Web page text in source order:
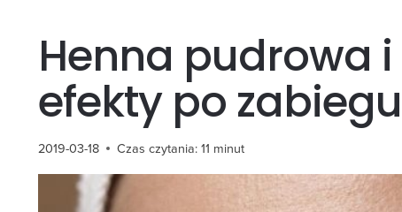
Henna pudrowa i
efekty po zabiegu
2019-03-18 Czas czytania:11 minut